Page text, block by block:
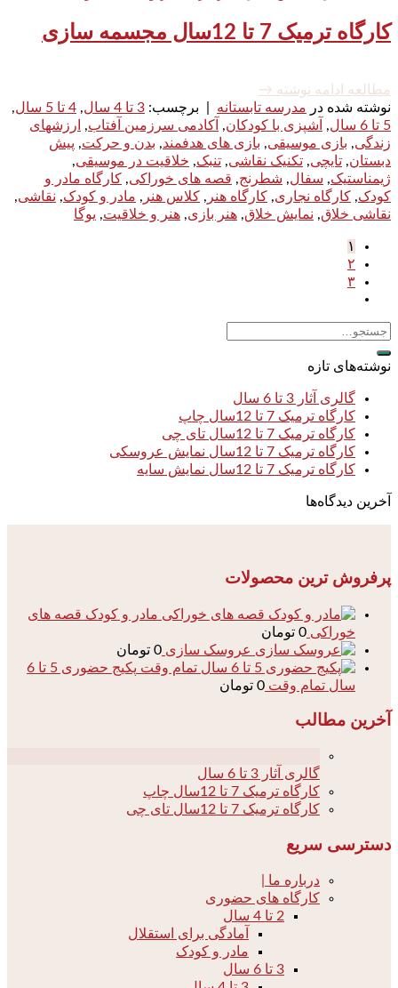
کارگاه ترمیک 7 تا 12سال مجسمه سازی
مطالعه ادامه نوشته →
نوشته شده در مدرسه تابستانه برچسب: 3 تا 4 سال , 4 تا 5 سال
,
5 تا 6 سال
, آشپزی با کودکان, آکادمی سرزمین آفتاب,
ارزشهای
زندگی, بازی موسیقی, بازی های هدفمند, بدن و حرکت, پیش
دبستان, تایچی, تکنیک نقاشی, تنبک, خلاقیت در موسیقی,
ژیمناستیک, سفال, شطرنج, قصه های خوراکی, کارگاه مادر و
کودک, کارگاه نجاری, کارگاه هنر , کلاس هنر , مادر و کودک, نقاشی,
نقاشی خلاق, نمایش خلاق, هنر بازی, هنر و خلاقیت, یوگا
۱
۲
۳
نوشته‌های تازه
گالری آثار 3 تا 6 سال
کارگاه ترمیک 7 تا 12سال چاپ
کارگاه ترمیک 7 تا 12سال تای چی
کارگاه ترمیک 7 تا 12سال نمایش عروسکی
کارگاه ترمیک 7 تا 12سال نمایش سایه
آخرین دیدگاه‌ها
پرفروش ترین محصولات
مادر و کودک قصه های
خوراکی 0 تومان
عروسک سازی 0 تومان
پکیج حضوری 5 تا 6
سال تمام وقت 0 تومان
آخرین مطالب
گالری آثار 3 تا 6 سال
کارگاه ترمیک 7 تا 12سال چاپ
کارگاه ترمیک 7 تا 12سال تای چی
دسترسی سریع
درباره ما |
کارگاه های حضوری
2 تا 4 سال
آمادگی برای استقلال
مادر و کودک
3 تا 6 سال